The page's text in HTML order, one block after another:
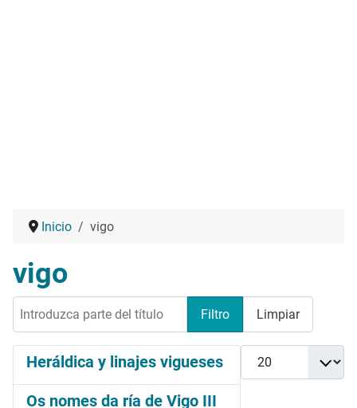
Inicio vigo
vigo
Introduzca parte del título
Filtro Limpiar
Cantidad
Heráldica y linajes vigueses
Os nomes da ría de Vigo III